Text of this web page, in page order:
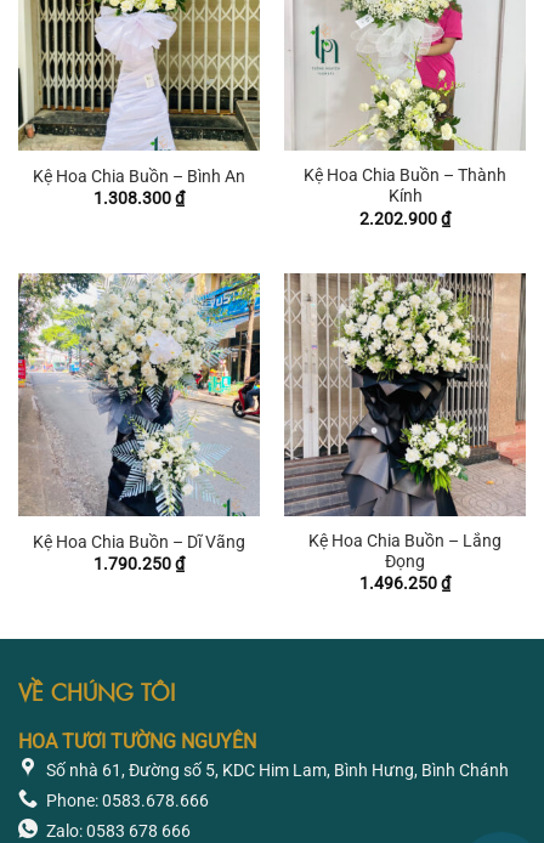
Kệ Hoa Chia Buồn – Bình An
1.308.300₫
Kệ Hoa Chia Buồn – Thành
Kính
2.202.900₫
Kệ Hoa Chia Buồn – Dĩ Vãng
1.790.250₫
Kệ Hoa Chia Buồn – Lắng
Đọng
1.496.250₫
VỀ CHÚNG TÔI
HOA TƯƠI TƯỜNG NGUYÊN
Số nhà 61, Đường số 5, KDC Him Lam, Bình Hưng, Bình Chánh
Phone: 0583.678.666
Zalo: 0583 678 666